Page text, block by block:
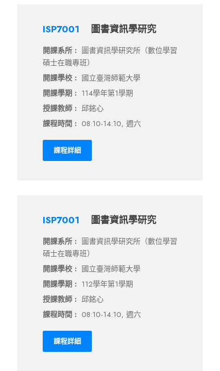
ISP7001 圖書資訊學研究
開課系所 : 圖書資訊學研究所（數位學習
碩士在職專班）
開課學校 : 國立臺灣師範大學
開課學期 : 114學年第1學期
授課教師 : 邱銘心
課程時間 : 08:10-14:10, 週六
課程詳細
ISP7001 圖書資訊學研究
開課系所 : 圖書資訊學研究所（數位學習
碩士在職專班）
開課學校 : 國立臺灣師範大學
開課學期 : 112學年第1學期
授課教師 : 邱銘心
課程時間 : 08:10-14:10, 週六
課程詳細